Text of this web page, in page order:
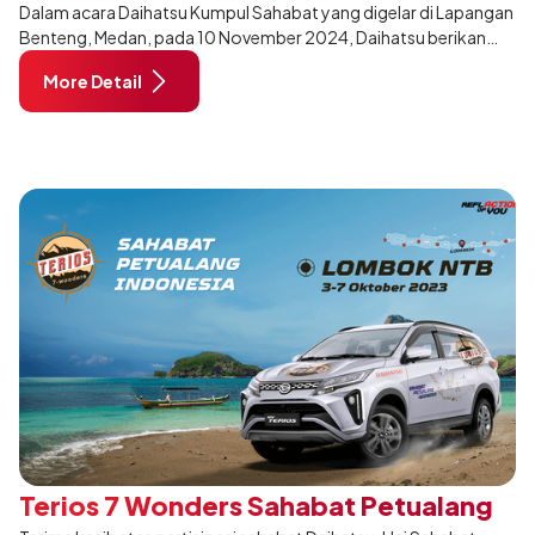
Penghargaan Khusus
Dalam acara Daihatsu Kumpul Sahabat yang digelar di Lapangan
Benteng, Medan, pada 10 November 2024, Daihatsu berikan
penghargaan Xetia With Xenia kepada pelanggan di Medan.
More Detail
Terios 7 Wonders Sahabat Petualang